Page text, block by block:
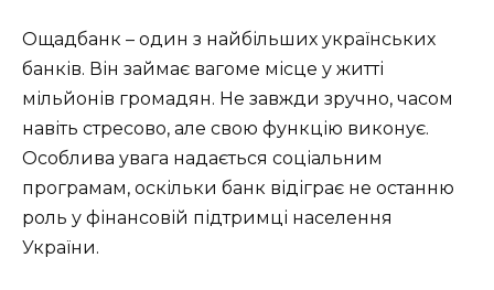
Ощадбанк – один з найбільших українських
банків. Він займає вагоме місце у житті
мільйонів громадян. Не завжди зручно, часом
навіть стресово, але свою функцію виконує.
Особлива увага надається соціальним
програмам, оскільки банк відіграє не останню
роль у фінансовій підтримці населення
України.